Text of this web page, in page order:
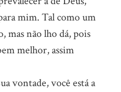
mim. Tal como um
mas não lho dá, pois
melhor, assim
vontade, você está a